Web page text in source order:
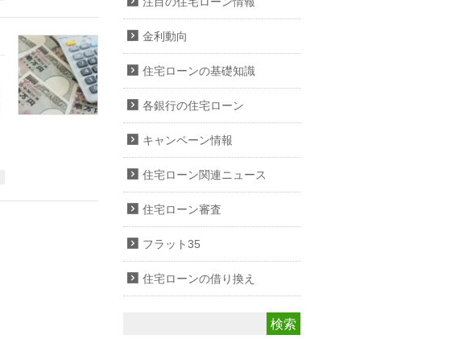
金利動向
住宅ローンの基礎知識
各銀行の住宅ローン
キャンペーン情報
住宅ローン関連ニュース
住宅ローン審査
フラット35
住宅ローンの借り換え